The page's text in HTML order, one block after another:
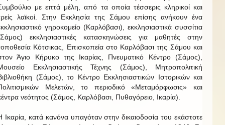
με επτά μέλη, από τα οποία τέσσερις κληρικοί και
λαϊκοί. Στην Εκκλησία της Σάμου επίσης ανήκουν ένα
γηροκομείο (Καρλόβασι), εκκλησιαστικά συσσίτια
εκκλησιαστικές κατασκηνώσεις για μαθητές στην
Κότσικας, Επισκοπεία στο Καρλόβασι της Σάμου και
Άγιο Κήρυκο της Ικαρίας, Πνευματικό Κέντρο (Σάμος),
Εκκλησιαστικής Τέχνης (Σάμος), Μητροπολιτική
(Σάμος), το Κέντρο Εκκλησιαστικών Ιστορικών και
Μελετών, το περιοδικό «Μεταμόρφωσις» και
νεότητος (Σάμος, Καρλόβασι, Πυθαγόρειο, Ικαρία).
Ικαρία, κατά κανόνα υπαγόταν στην δικαιοδοσία του εκάστοτε